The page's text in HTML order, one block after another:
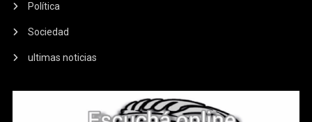
Política
Sociedad
ultimas noticias